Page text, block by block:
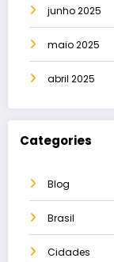
junho 2025
maio 2025
abril 2025
Categories
Blog
Brasil
Cidades